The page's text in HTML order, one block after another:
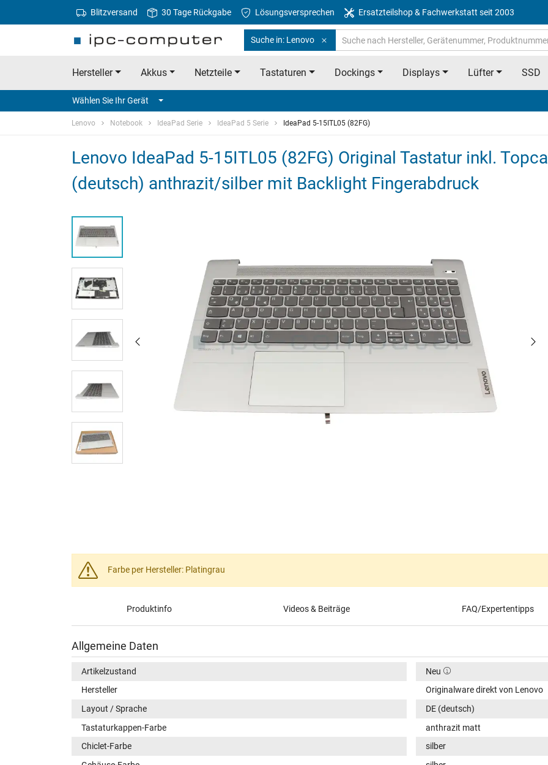
Blitzversand 30 Tage Rückgabe Lösungsversprechen Ersatzteilshop & Fachwerkstatt seit 2003
Suche in: Lenovo
Hersteller Akkus Netzteile Tastaturen Dockings Displays Lüfter SSD
Wählen Sie Ihr Gerät
Lenovo Notebook IdeaPad Serie IdeaPad 5 Serie IdeaPad 5-15ITL05 (82FG)
Lenovo IdeaPad 5-15ITL05 (82FG) Original Tastatur inkl.
(deutsch) anthrazit/silber mit Backlight Fingerabdruck
Farbe per Hersteller: Platingrau
Produktinfo Videos & Beiträge FAQ/Expertentipps
Allgemeine Daten
Artikelzustand
Neu
Hersteller
Originalware direkt von Lenovo
Layout / Sprache
DE (deutsch)
Tastaturkappen-Farbe
anthrazit matt
Chiclet-Farbe
silber